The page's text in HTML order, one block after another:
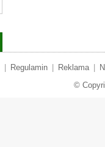
Regulamin Reklama
©